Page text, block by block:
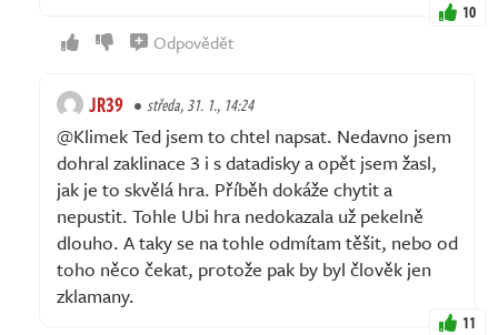
10
Odpovědět
JR39 středa, 31. 1., 14:24
@Klimek Ted jsem to chtel napsat. Nedavno jsem
dohral zaklinace 3 i s datadisky a opět jsem žasl,
jak je to skvělá hra. Příběh dokáže chytit a
nepustit. Tohle Ubi hra nedokazala už pekelně
dlouho. A taky se na tohle odmítam těšit, nebo od
toho něco čekat, protože pak by byl člověk jen
zklamany.
11